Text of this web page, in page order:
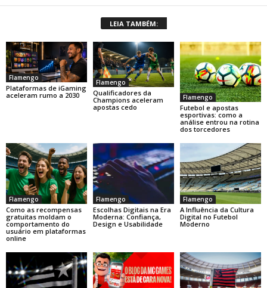
LEIA TAMBÉM:
Flamengo
Plataformas de iGaming
aceleram rumo a 2030
Flamengo
Qualificadores da
Champions aceleram
apostas cedo
Flamengo
Futebol e apostas
esportivas: como a
análise entrou na rotina
dos torcedores
Flamengo
Como as recompensas
gratuitas moldam o
comportamento do
usuário em plataformas
online
Flamengo
Escolhas Digitais na Era
Moderna: Confiança,
Design e Usabilidade
Flamengo
A Influência da Cultura
Digital no Futebol
Moderno